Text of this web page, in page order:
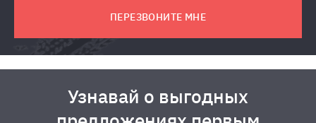
ПЕРЕЗВОНИТЕ МНЕ
Узнавай о выгодных